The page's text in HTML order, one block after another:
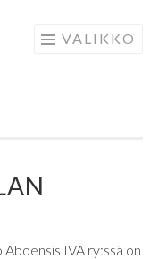
VALIKKO
IVA ry:ssä on